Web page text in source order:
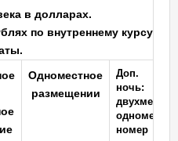
в долларах.
по внутреннему курсу
Одноместное
размещении
Доп.
ночь:
двухмест./
одномест.
номер